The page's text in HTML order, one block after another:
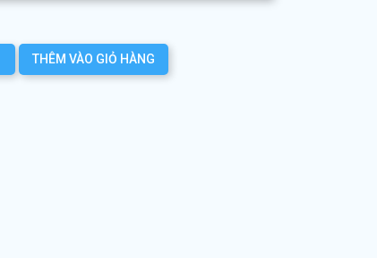
THÊM VÀO GIỎ HÀNG